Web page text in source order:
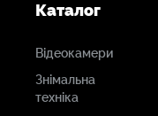
Каталог
Відеокамери
Знімальна
техніка